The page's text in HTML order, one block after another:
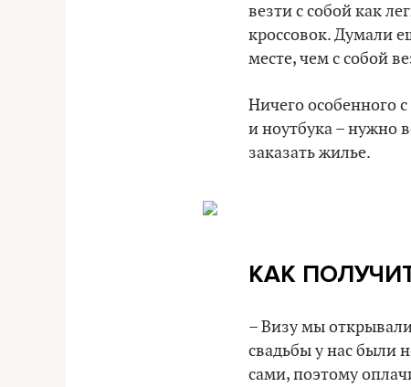
везти с собой как
кроссовок. Думали
месте, чем с собой
Ничего особенного
и ноутбука – нужно
заказать жилье.
КАК
– Визу мы
свадьбы у нас были
сами, поэтому